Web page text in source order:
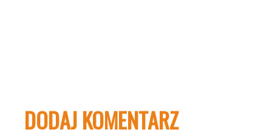
DODAJ KOMENTARZ